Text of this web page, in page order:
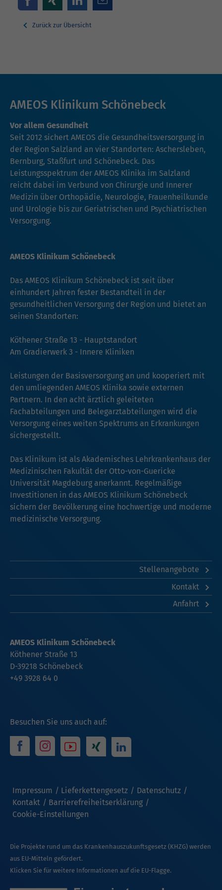
Zurück zur Übersicht
AMEOS Klinikum Schönebeck
Vor allem Gesundheit
Seit 2012 sichert AMEOS die Gesundheitsversorgung in
der Region Salzland an vier Standorten: Aschersleben,
Bernburg, Staßfurt und Schönebeck. Das
Leistungsspektrum der AMEOS Klinika im Salzland
reicht dabei im Verbund von Chirurgie und Innerer
Medizin über Orthopädie, Neurologie, Frauenheilkunde
und Urologie bis zur Geriatrischen und Psychiatrischen
Versorgung.
AMEOS Klinikum Schönebeck
Das AMEOS Klinikum Schönebeck ist seit über
einhundert Jahren fester Bestandteil in der
gesundheitlichen Versorgung der Region und bietet an
seinen Standorten:
Köthener Straße 13 - Hauptstandort
Am Gradierwerk 3 - Innere Kliniken
Leistungen der Basisversorgung an und kooperiert mit
den umliegenden AMEOS Klinika sowie externen
Partnern. In den acht ärztlich geleiteten
Fachabteilungen und Belegarztabteilungen wird die
Versorgung eines weiten Spektrums an Erkrankungen
sichergestellt.
Das Klinikum ist als Akademisches Lehrkrankenhaus der
Medizinischen Fakultät der Otto-von-Guericke
Universität Magdeburg anerkannt. Regelmäßige
Investitionen in das AMEOS Klinikum Schönebeck
sichern der Bevölkerung eine hochwertige und moderne
medizinische Versorgung.
Stellenangebote
Kontakt
Anfahrt
Besuchen Sie uns auch auf:
Impressum Lieferkettengesetz
Datenschutz
Kontakt
Barrierefreiheitserklärung
Cookie-Einstellungen
AMEOS Klinikum Schönebeck
Köthener Straße 13
D-39218 Schönebeck
+49 3928 64 0
Die Projekte rund um das Krankenhauszukunftsgesetz (KHZG) werden
aus EU-Mitteln gefördert.
Klicken Sie für weitere Informationen auf die EU-Flagge.